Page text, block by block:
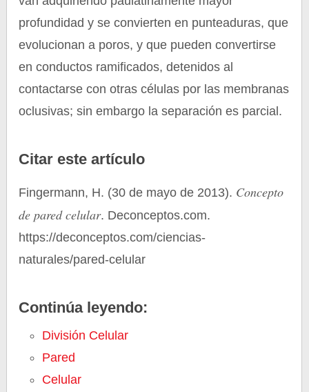
profundidad y se convierten en punteaduras, que
evolucionan a poros, y que pueden convertirse
en conductos ramificados, detenidos al
contactarse con otras células por las membranas
oclusivas; sin embargo la separación es parcial.
Citar este artículo
Fingermann, H. (30 de mayo de 2013). Concepto
de pared celular. Deconceptos.com.
https://deconceptos.com/ciencias-
naturales/pared-celular
Continúa leyendo:
División Celular
Pared
Celular